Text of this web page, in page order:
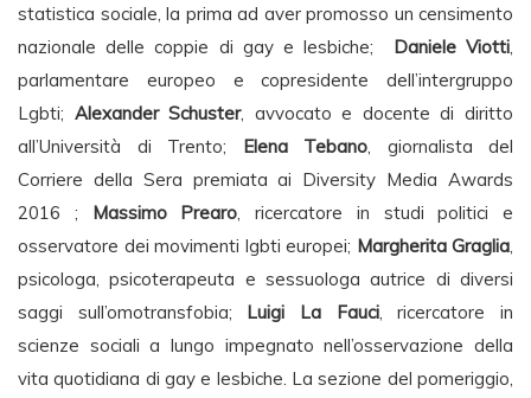
statistica sociale, la prima ad aver promosso un censimento
nazionale delle coppie di gay e lesbiche; Daniele Viotti
parlamentare europeo e copresidente dell’intergruppo
Lgbti; Alexander Schuster, avvocato e docente di diritto
all’Università di Trento; Elena Tebano , giornalista del
Corriere della Sera premiata ai Diversity Media Awards
2016 ; Massimo Prearo , ricercatore in studi politici e
osservatore dei movimenti lgbti europei; Margherita Graglia
psicologa, psicoterapeuta e sessuologa autrice di diversi
saggi sull’omotransfobia; Luigi La Fauci, ricercatore in
scienze sociali a lungo impegnato nell’osservazione della
vita quotidiana di gay e lesbiche. La sezione del pomeriggio,